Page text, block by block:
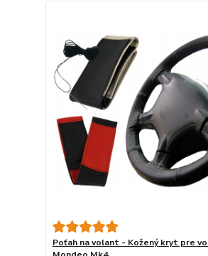
Poťah na volant - Kožený kryt pre